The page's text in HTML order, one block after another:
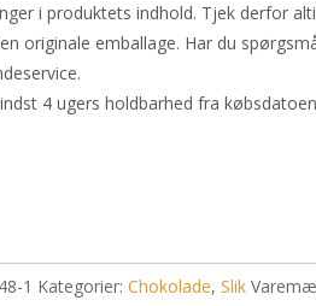
i produktets indhold. Tjek derfor
originale emballage. Har du
4 ugers holdbarhed fra
1 Kategorier: Chokolade, Slik